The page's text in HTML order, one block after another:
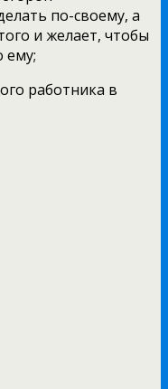
по-своему, а
и желает, чтобы
ему;
работника в